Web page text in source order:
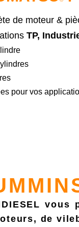
de
de moteur &
TP,
pour vos